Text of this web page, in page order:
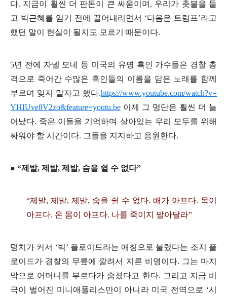
다. 지금이 훨씬 더 판돈이 큰 싸움이며 , 우리가 촛불을 들
고 박근혜를 임기 전에 끌어내리면서 ‘다음은 트럼프’라고
했던 말이 현실이 될지도 모르기 때문이다.
5년 전에 자넬 모네 등 미국의 유명 흑인 가수들은 경찰 총
격으로 죽어간 수많은 흑인들의 이름을 담은 노래를 함께
부르며 잊지 말자고 했다.https://www.youtube.com/watch?v=
YHIUve8V2zo&feature=youtu.be 이제 그 명단은 훨씬 더 늘
어났다. 죽은 이들을 기억하며 살아있는 우리 모두를 위해
싸워야 할 시간이다. 그들을 지지하고 응원한다.
● “제발, 제발, 제발, 숨을 쉴 수 없다”
“제발, 제발, 제발, 숨을 쉴 수 없다. 배가 아프다. 목이
아프다. 온 몸이 아프다. 나를 죽이지 말아달라”
덩치가 커서 ‘빅’ 플로이드라는 애칭으로 불렸다는 조지 플
로이드가 경찰의 무릎에 깔려서 지른 비명이다. 그는 마지
막으로 어머니를 부르다가 숨졌다고 한다. 그리고 지금 비
극이 벌어진 미니애폴리스만이 아니라 미국 전역으로 ‘시